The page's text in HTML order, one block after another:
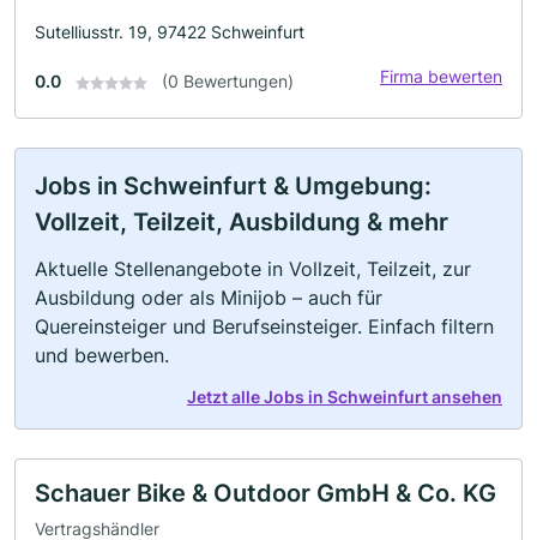
Sutelliusstr. 19, 97422 Schweinfurt
0.0 (0 Bewertungen) Firma bewerten
Jobs in Schweinfurt & Umgebung:
Vollzeit, Teilzeit, Ausbildung & mehr
Aktuelle Stellenangebote in Vollzeit, Teilzeit, zur
Ausbildung oder als Minijob – auch für
Quereinsteiger und Berufseinsteiger. Einfach filtern
und bewerben.
Jetzt alle Jobs in Schweinfurt ansehen
Schauer Bike & Outdoor GmbH & Co. KG
Vertragshändler